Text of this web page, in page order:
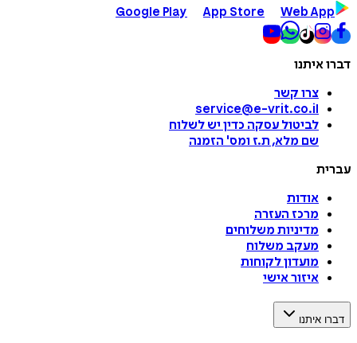
Google Play
App Store Web App
דברו איתנו
צרו קשר
service@e-vrit.co.il
לביטול עסקה כדין יש לשלוח
שם מלא, ת.ז ומס' הזמנה
עברית
אודות
מרכז העזרה
מדיניות משלוחים
מעקב משלוח
מועדון לקוחות
איזור אישי
דברו איתנו